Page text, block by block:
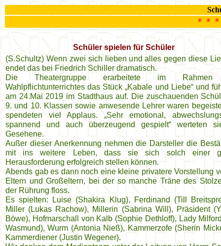
* * * Unser A R C H
Schüler spielen für Schüler
(S.Schultz) Wenn zwei sich lieben und alles gegen diese
endet das bei Friedrich Schiller dramatisch.
Die Theatergruppe erarbeitete im
Wahlpflichtunterrichtes das Stück „Kabale und Liebe“ und
am 24.Mai 2019 im Stadthaus auf. Die zuschauenden
9. und 10. Klassen sowie anwesende Lehrer waren
spendeten viel Applaus. „Sehr emotional,
spannend und auch überzeugend gespielt“ werteten
Gesehene.
Außer dieser Anerkennung nehmen die Darsteller die
mit ins weitere Leben, dass sie sich solch einer
Herausforderung erfolgreich stellen können.
Abends gab es dann noch eine kleine privatere Vorstellung
Eltern und Großeltern, bei der so manche Träne des
der Rührung floss.
Es spielten: Luise (Shakira Klug), Ferdinand (Till
Miller (Lukas Rachow), Millerin (Sabrina Will), Präsident
Böwe), Hofmarschall von Kalb (Sophie Dethloff), Lady
Wasmund), Wurm (Antonia Nieß), Kammerzofe (Sherin
Kammerdiener (Justin Wegener).